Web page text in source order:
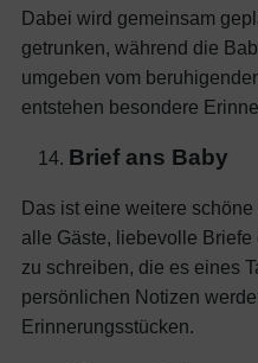
Dabei wird gemeinsam
getrunken, während die
umgeben vom
entstehen besondere
Brief ans Baby
Das ist eine weitere
alle Gäste, liebevolle
zu schreiben, die es eines
persönlichen Notizen
Erinnerungsstücken.